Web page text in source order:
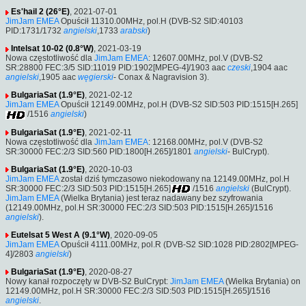
Es'hail 2 (26°E), 2021-07-01
JimJam EMEAOpuścił 11310.00MHz, pol.H (DVB-S2 SID:40103
PID:1731/1732 angielski,1733 arabski)
Intelsat 10-02 (0.8°W), 2021-03-19
Nowa częstotliwość dla JimJam EMEA: 12607.00MHz, pol.V (DVB-S2
SR:28800 FEC:3/5 SID:11019 PID:1902[MPEG-4]/1903 aac czeski,1904 aac
angielski,1905 aac węgierski- Conax & Nagravision 3).
BulgariaSat (1.9°E), 2021-02-12
JimJam EMEAOpuścił 12149.00MHz, pol.H (DVB-S2 SID:503 PID:1515[H.265]
/1516 angielski)
BulgariaSat (1.9°E) , 2021-02-11
Nowa częstotliwość dla JimJam EMEA: 12168.00MHz, pol.V (DVB-S2
SR:30000 FEC:2/3 SID:560 PID:1800[H.265]/1801 angielski- BulCrypt).
BulgariaSat (1.9°E) , 2020-10-03
JimJam EMEAzostał dziś tymczasowo niekodowany na 12149.00MHz, pol.H
SR:30000 FEC:2/3 SID:503 PID:1515[H.265]
/1516 angielski (BulCrypt).
JimJam EMEA(Wielka Brytania) jest teraz nadawany bez szyfrowania
(12149.00MHz, pol.H SR:30000 FEC:2/3 SID:503 PID:1515[H.265]/1516
angielski).
Eutelsat 5 West A (9.1°W), 2020-09-05
JimJam EMEAOpuścił 4111.00MHz, pol.R (DVB-S2 SID:1028 PID:2802[MPEG-
4]/2803 angielski)
BulgariaSat (1.9°E), 2020-08-27
Nowy kanał rozpoczęty w DVB-S2 BulCrypt: JimJam EMEA(Wielka Brytania) on
12149.00MHz, pol.H SR:30000 FEC:2/3 SID:503 PID:1515[H.265]/1516
angielski.